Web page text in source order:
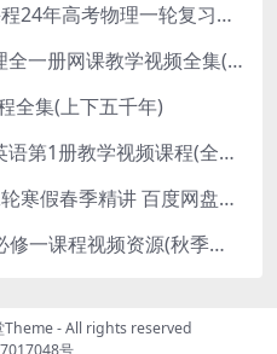
2024赵玉峰高三物理课程24年高考物理一轮复习网课教程
沪科版(初三)九年级物理全一册网课教学视频全集(录播版 杜春雨 66讲)
全集(上下五千年)
[胡金铭 Diana]新概念英语第1册教学视频课程(全集 百度网盘下载)
胡源2024届高考数学二轮寒假春季精讲 百度网盘分享
2022赵礼显高一数学必修一课程视频资源(秋季班 含讲义)百度网盘云
Theme- All rights reserved
号